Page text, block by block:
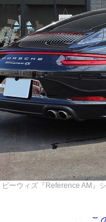
ビーウィズ『Reference AM』
こ